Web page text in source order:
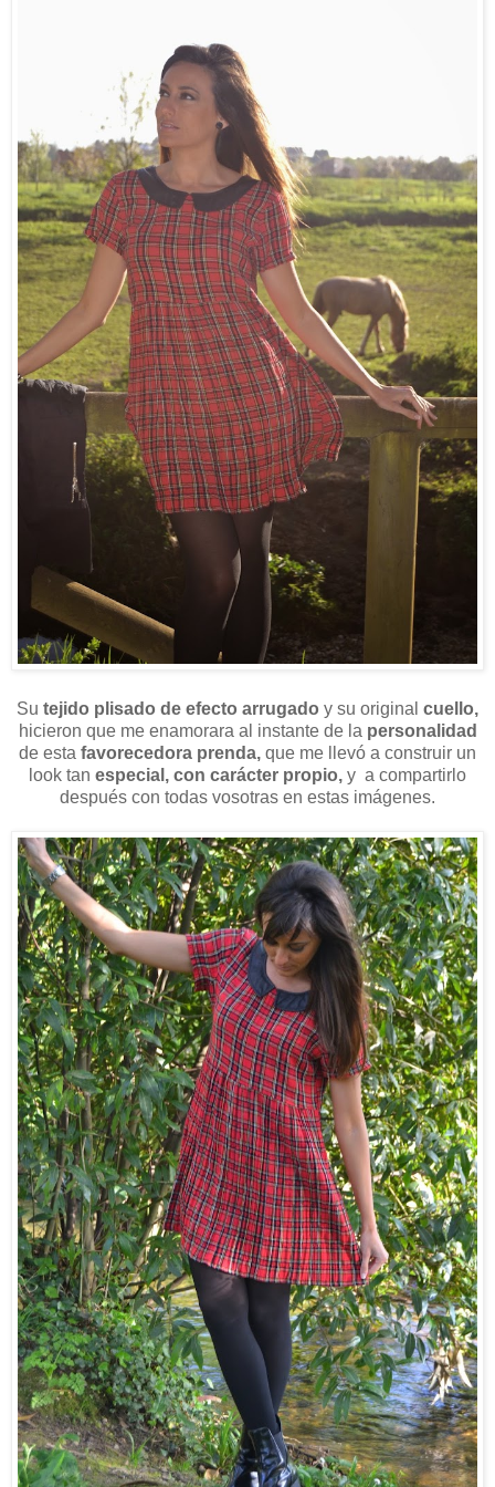
Su tejido plisado de efecto arrugado y su original cuello,
hicieron que me enamorara al instante de la personalidad
de esta favorecedora prenda, que me llevó a construir un
look tan especial, con carácter propio, y a compartirlo
después con todas vosotras en estas imágenes.